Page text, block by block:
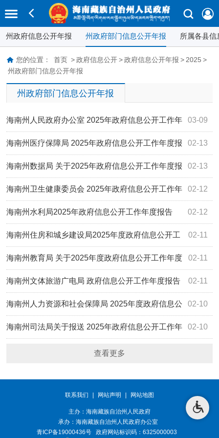
州政府信息公开年报 州政府部门信息公开年报 所属各县
您的位置： 首页 > 政府信息公开 > 政府信息公开年报 > 2025 >
州政府部门信息公开年报
州政府部门信息公开年报
03-09
海南州人民政府办公室 2025年政府信息公开工作年
度报告 02-13
海南州医疗保障局 2025年政府信息公开工作年度报
告 02-13
海南州数据局 关于2025年政府信息公开工作年度报
告 02-12
海南州卫生健康委员会 2025年政府信息公开工作年
度报告 02-12
海南州水利局2025年政府信息公开工作年度报告
02-11
海南州住房和城乡建设局2025年度政府信息公开工
作的报告 02-11
海南州教育局 关于2025年度政府信息公开工作年度
报告 02-11
海南州文体旅游广电局 政府信息公开工作年度报告
02-10
海南州人力资源和社会保障局 2025年度政府信息公
开工作年度报告 02-10
海南州司法局关于报送 2025年政府信息公开工作年
查看更多
联系我们 网站声明 网站地图
主办：海南藏族自治州人民政府
承办： 海南藏族自治州人民政府办公室
青ICP备19000436号政府网站标识码：6325000003